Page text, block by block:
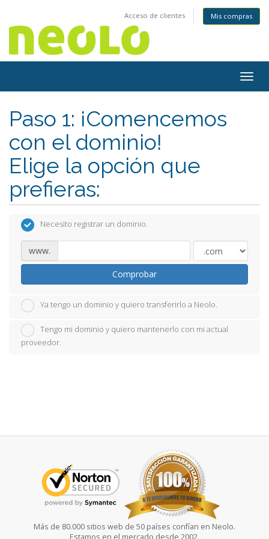
Acceso de clientes Mis compras
Paso 1: ¡Comencemos
con el dominio!
Elige la opción que
prefieras:
Necesito registrar un dominio.
www.
Comprobar
Ya tengo un dominio y quiero transferirlo a Neolo.
Tengo mi dominio y quiero mantenerlo con mi actual
proveedor.
Más de 80.000 sitios web de 50 países confían en Neolo.
Estamos en el mercado desde 2002.